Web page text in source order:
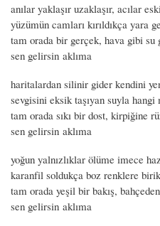
anılar yaklaşır uzaklaşır, acılar
yüzümün camları kırıldıkça yara
tam orada bir gerçek, hava gibi su
sen gelirsin aklıma
haritalardan silinir gider kendini
sevgisini eksik taşıyan suyla hangi
tam orada sıkı bir dost, kirpiğine
sen gelirsin aklıma
yoğun yalnızlıklar ölüme imece
karanfil soldukça boz renklere
tam orada yeşil bir bakış,
sen gelirsin aklıma